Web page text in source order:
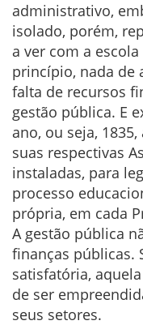
administrativo,
isolado, porém,
a ver com a
princípio, nada de
falta de recursos
gestão pública. E
ano, ou seja,
suas respectivas
instaladas, para
processo
própria, em cada
A gestão pública
finanças públicas.
satisfatória,
de ser
seus setores.